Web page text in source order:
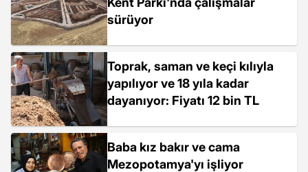
sürüyor
Toprak, saman ve keçi kılıyla
yapılıyor ve 18 yıla kadar
dayanıyor: Fiyatı 12 bin TL
Baba kız bakır ve cama
Mezopotamya'yı işliyor